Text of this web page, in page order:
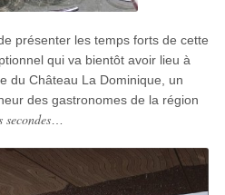
présenter les temps forts de cette
qui va bientôt avoir lieu à
du Château La Dominique, un
des gastronomes de la région
secondes…